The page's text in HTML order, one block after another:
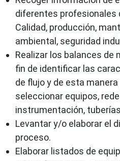
diferentes profesionales
Calidad, producción,
ambiental, seguridad
Realizar los balances de
fin de identificar las
de flujo y de esta
seleccionar equipos,
instrumentación,
Levantar y/o elaborar el
proceso.
Elaborar listados de